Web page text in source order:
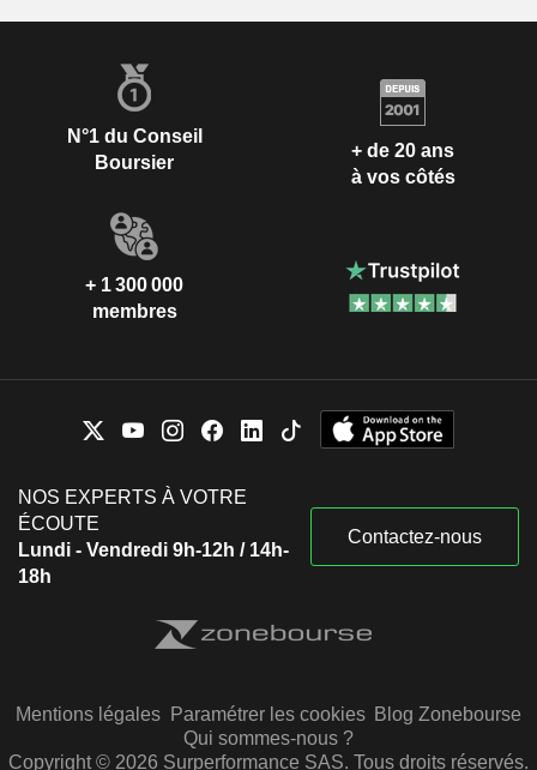
N°1 du Conseil
Boursier
+ de 20 ans
à vos côtés
+ 1 300 000
membres
NOS EXPERTS À VOTRE
ÉCOUTE
Lundi - Vendredi 9h-12h / 14h-
18h
Contactez-nous
Mentions légales Paramétrer les cookies Blog Zonebourse
Qui sommes-nous ?
Copyright © 2026 Surperformance SAS. Tous droits réservés.